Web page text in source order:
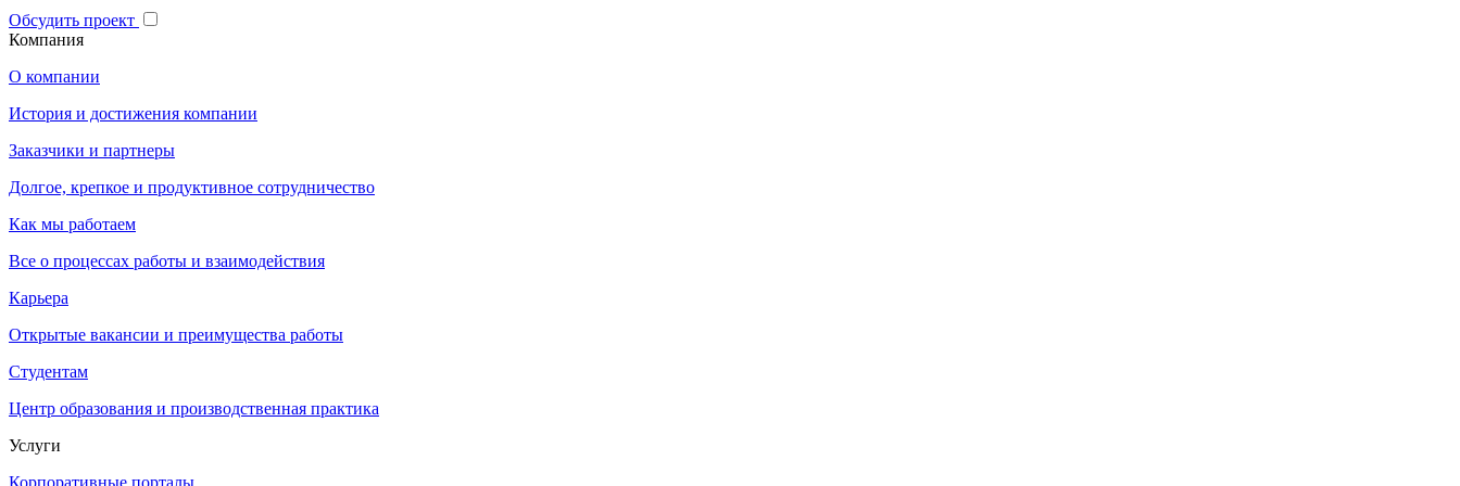
Обсудить проект
Компания
О компании
История и достижения компании
Заказчики и партнеры
Долгое, крепкое и продуктивное сотрудничество
Как мы работаем
Все о процессах работы и взаимодействия
Карьера
Открытые вакансии и преимущества работы
Студентам
Центр образования и производственная практика
Услуги
Корпоративные порталы